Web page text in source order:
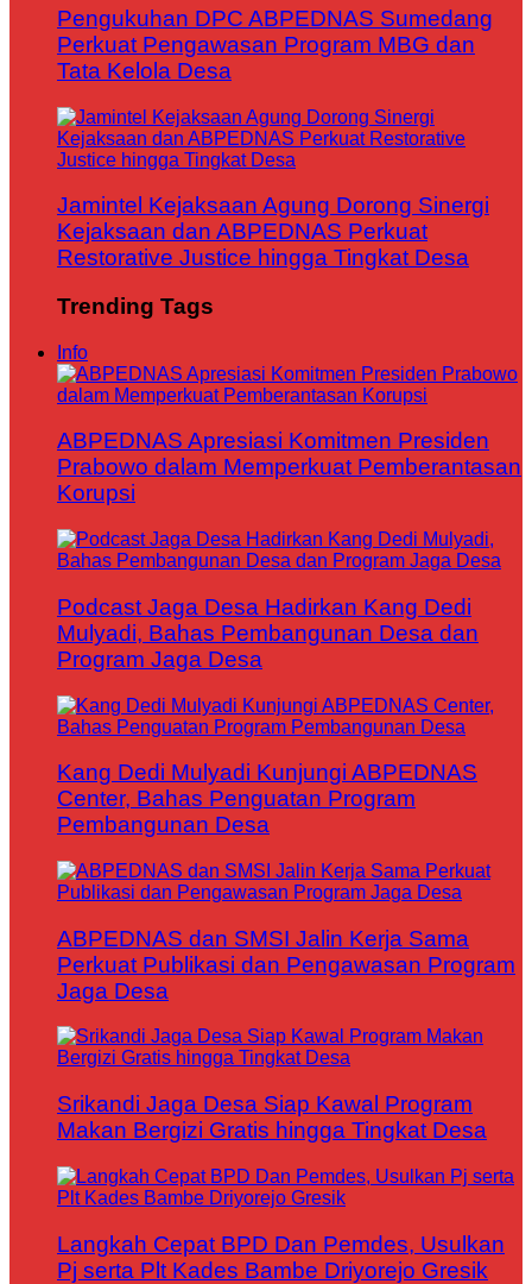
Pengukuhan DPC ABPEDNAS Sumedang
Perkuat Pengawasan Program MBG dan
Tata Kelola Desa
Jamintel Kejaksaan Agung Dorong Sinergi
Kejaksaan dan ABPEDNAS Perkuat
Restorative Justice hingga Tingkat Desa
Trending Tags
Info
ABPEDNAS Apresiasi Komitmen Presiden
Prabowo dalam Memperkuat Pemberantasan
Korupsi
Podcast Jaga Desa Hadirkan Kang Dedi
Mulyadi, Bahas Pembangunan Desa dan
Program Jaga Desa
Kang Dedi Mulyadi Kunjungi ABPEDNAS
Center, Bahas Penguatan Program
Pembangunan Desa
ABPEDNAS dan SMSI Jalin Kerja Sama
Perkuat Publikasi dan Pengawasan Program
Jaga Desa
Srikandi Jaga Desa Siap Kawal Program
Makan Bergizi Gratis hingga Tingkat Desa
Langkah Cepat BPD Dan Pemdes, Usulkan
Pj serta Plt Kades Bambe Driyorejo Gresik